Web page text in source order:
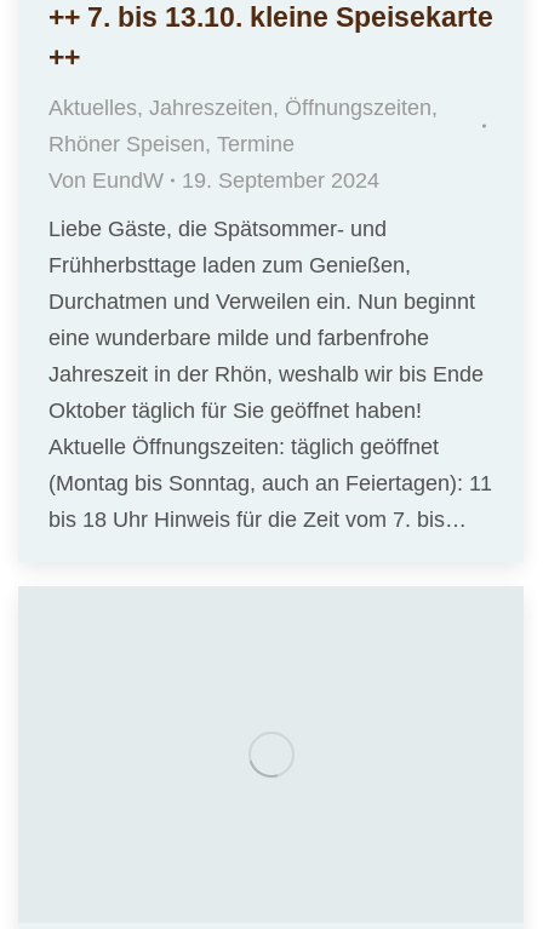
++ 7. bis 13.10. kleine Speisekarte
++
Aktuelles, Jahreszeiten, Öffnungszeiten,
Rhöner Speisen, Termine
Von EundW
19. September 2024
Liebe Gäste, die Spätsommer- und
Frühherbsttage laden zum Genießen,
Durchatmen und Verweilen ein. Nun beginnt
eine wunderbare milde und farbenfrohe
Jahreszeit in der Rhön, weshalb wir bis Ende
Oktober täglich für Sie geöffnet haben!
Aktuelle Öffnungszeiten: täglich geöffnet
(Montag bis Sonntag, auch an Feiertagen): 11
bis 18 Uhr Hinweis für die Zeit vom 7. bis…